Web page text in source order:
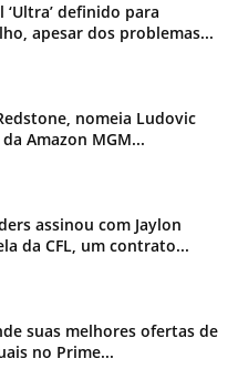
definido para
apesar dos problemas...
nomeia Ludovic
Amazon MGM...
assinou com Jaylon
da CFL, um contrato...
suas melhores ofertas de
no Prime...